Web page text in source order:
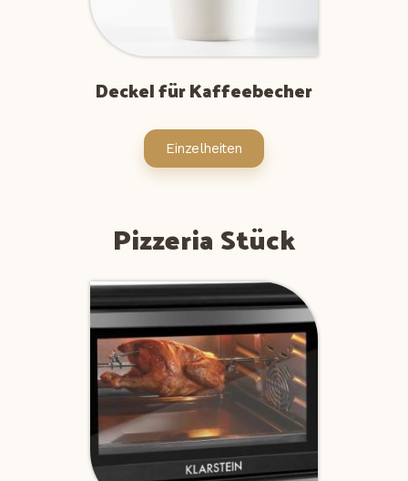
Deckel für Kaffeebecher
Einzelheiten
Pizzeria Stück